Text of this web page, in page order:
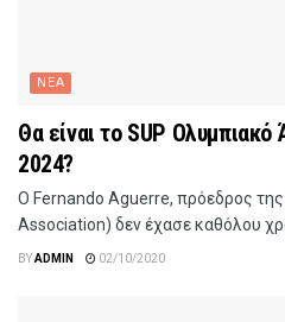
ΝΕΑ
Θα είναι το SUP
2024?
Ο Fernando Aguerre, πρόεδρος
Association) δεν έχασε καθόλου
BYADMIN 02/10/2020